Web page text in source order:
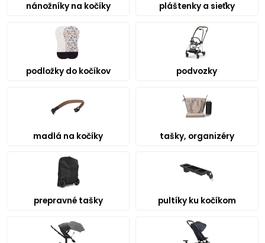
nánožníky na kočíky pláštenky a sieťky
podložky do kočíkov podvozky
madlá na kočíky tašky, organizéry
prepravné tašky pultíky ku kočíkom